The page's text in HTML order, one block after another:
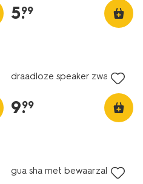
5.
99
draadloze speaker zwart
9.
99
gua sha met bewaarzakje